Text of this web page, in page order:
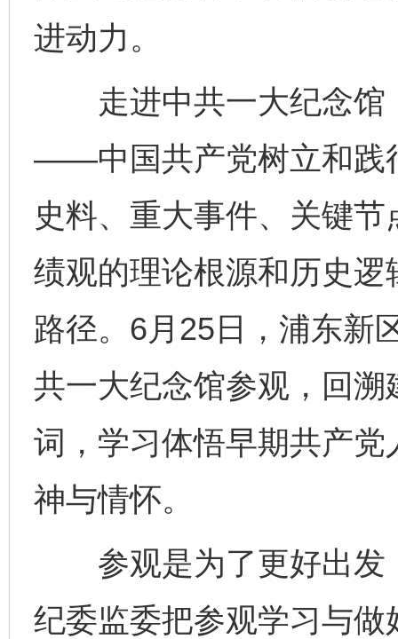
进动力。
走进中共一大纪念馆
——中国共产党树立和践
史料、重大事件、关键
绩观的理论根源和历史
路径。6月25日，浦东新
共一大纪念馆参观，回
词，学习体悟早期共产
神与情怀。
参观是为了更好出发
纪委监委把参观学习与